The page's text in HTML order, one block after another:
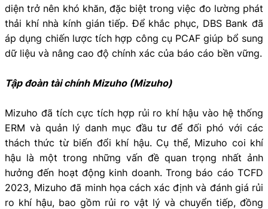
diện trở nên khó khăn, đặc biệt trong việc đo lường phát
thải khí nhà kính gián tiếp. Để khắc phục, DBS Bank đã
áp dụng chiến lược tích hợp công cụ PCAF giúp bổ sung
dữ liệu và nâng cao độ chính xác của báo cáo bền vững.
Tập đoàn tài chính Mizuho (Mizuho)
Mizuho đã tích cực tích hợp rủi ro khí hậu vào hệ thống
ERM và quản lý danh mục đầu tư để đối phó với các
thách thức từ biến đổi khí hậu. Cụ thể, Mizuho coi khí
hậu là một trong những vấn đề quan trọng nhất ảnh
hưởng đến hoạt động kinh doanh. Trong báo cáo TCFD
2023, Mizuho đã minh họa cách xác định và đánh giá rủi
ro khí hậu, bao gồm rủi ro vật lý và chuyển tiếp, đồng